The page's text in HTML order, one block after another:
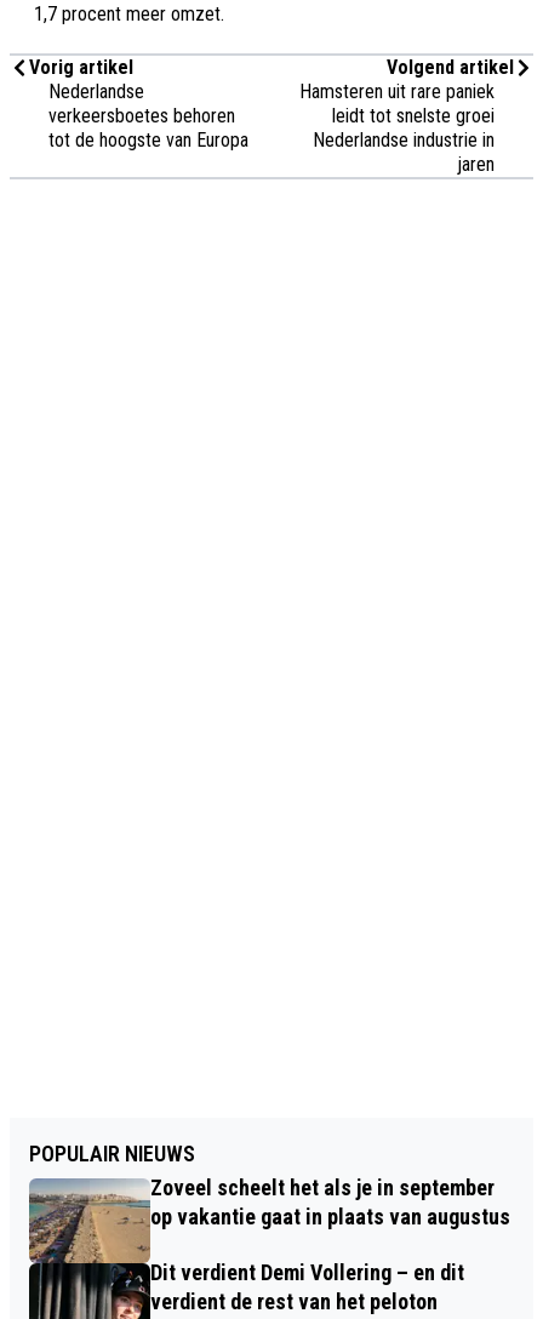
1,7 procent meer omzet.
Vorig artikel
Nederlandse
verkeersboetes behoren
tot de hoogste van Europa
Volgend artikel
Hamsteren uit rare paniek
leidt tot snelste groei
Nederlandse industrie in
jaren
POPULAIR NIEUWS
Zoveel scheelt het als je in september
op vakantie gaat in plaats van augustus
Dit verdient Demi Vollering – en dit
verdient de rest van het peloton